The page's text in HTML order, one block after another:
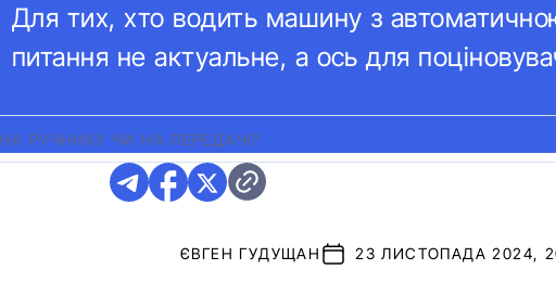
Для тих, хто водить машину з
питання не актуальне, а ось для
НА РУЧНИКУ ЧИ НА ПЕРЕДАЧІ?
ЄВГЕН ГУДУЩАН 23 ЛИСТОПАДА 2024,